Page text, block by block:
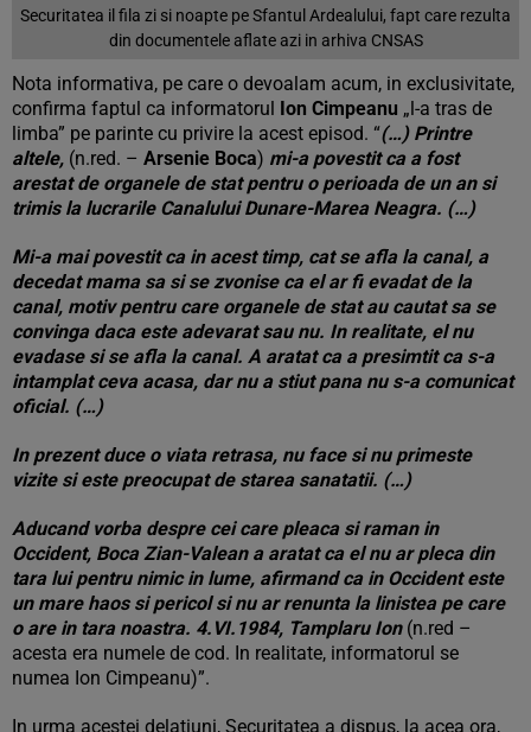
Securitatea il fila zi si noapte pe Sfantul Ardealului, fapt care rezulta
din documentele aflate azi in arhiva CNSAS
Nota informativa, pe care o devoalam acum, in exclusivitate,
confirma faptul ca informatorul Ion Cimpeanu „l-a tras de
limba” pe parinte cu privire la acest episod. “(…) Printre
altele, (n.red. – Arsenie Boca) mi-a povestit ca a fost
arestat de organele de stat pentru o perioada de un an si
trimis la lucrarile Canalului Dunare-Marea Neagra. (…)
Mi-a mai povestit ca in acest timp, cat se afla la canal, a
decedat mama sa si se zvonise ca el ar fi evadat de la
canal, motiv pentru care organele de stat au cautat sa se
convinga daca este adevarat sau nu. In realitate, el nu
evadase si se afla la canal. A aratat ca a presimtit ca s-a
intamplat ceva acasa, dar nu a stiut pana nu s-a comunicat
oficial. (…)
In prezent duce o viata retrasa, nu face si nu primeste
vizite si este preocupat de starea sanatatii. (…)
Aducand vorba despre cei care pleaca si raman in
Occident, Boca Zian-Valean a aratat ca el nu ar pleca din
tara lui pentru nimic in lume, afirmand ca in Occident este
un mare haos si pericol si nu ar renunta la linistea pe care
o are in tara noastra. 4.VI.1984, Tamplaru Ion(n.red –
acesta era numele de cod. In realitate, informatorul se
numea Ion Cimpeanu)”.
In urma acestei delatiuni, Securitatea a dispus, la acea ora,